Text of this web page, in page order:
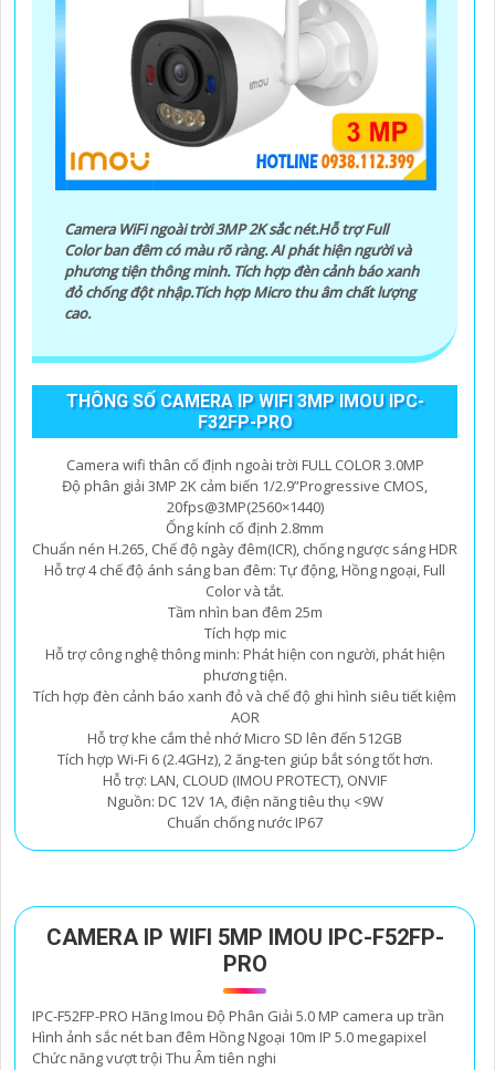
liệu để dễ dàng xem qua điện thoại, máy tính.
Xem xét giá cả: Xác định ngân sách của bạn để chọn
camera kim loại phù hợp với túi tiền.
Hy vọng những gợi ý trên sẽ giúp bạn chọn lựa được
một chiếc camera kim loại hoàn hảo.
Camera WiFi ngoài trời 3MP 2K sắc nét.Hỗ trợ Full
Color ban đêm có màu rõ ràng. AI phát hiện người và
phương tiện thông minh. Tích hợp đèn cảnh báo xanh
đỏ chống đột nhập.Tích hợp Micro thu âm chất lượng
cao.
THÔNG SỐ CAMERA IP WIFI 3MP IMOU IPC-
F32FP-PRO
Camera wifi thân cố định ngoài trời FULL COLOR 3.0MP
Độ phân giải 3MP 2K cảm biến 1/2.9”Progressive CMOS,
20fps@3MP(2560×1440)
Ống kính cố định 2.8mm
Chuẩn nén H.265, Chế độ ngày đêm(ICR), chống ngược sáng HDR
Hỗ trợ 4 chế độ ánh sáng ban đêm: Tự động, Hồng ngoại, Full
Color và tắt.
Tầm nhìn ban đêm 25m
Tích hợp mic
Hỗ trợ công nghệ thông minh: Phát hiện con người, phát hiện
phương tiện.
Tích hợp đèn cảnh báo xanh đỏ và chế độ ghi hình siêu tiết kiệm
AOR
Hỗ trợ khe cắm thẻ nhớ Micro SD lên đến 512GB
Tích hợp Wi-Fi 6 (2.4GHz), 2 ăng-ten giúp bắt sóng tốt hơn.
Hỗ trợ: LAN, CLOUD (IMOU PROTECT), ONVIF
Nguồn: DC 12V 1A, điện năng tiêu thụ <9W
Chuẩn chống nước IP67
CAMERA IP WIFI 5MP IMOU IPC-F52FP-
PRO
IPC-F52FP-PRO Hãng Imou Độ Phân Giải 5.0 MP camera up trần
Hình ảnh sắc nét ban đêm Hồng Ngoại 10m IP 5.0 megapixel
Chức năng vượt trội Thu Âm tiên nghi